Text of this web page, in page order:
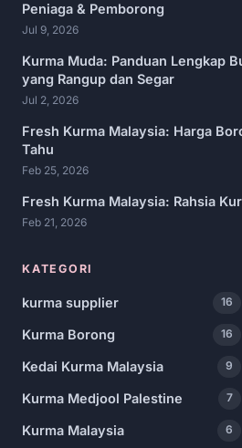
Peniaga & Pemborong
Jul 9, 2026
Kurma Muda: Panduan Lengkap
yang Rangup dan Segar
Jul 2, 2026
Fresh Kurma Malaysia: Harga
Tahu
Feb 25, 2026
Fresh Kurma Malaysia: Rahsia
Feb 21, 2026
KATEGORI
kurma supplier 16
Kurma Borong 16
Kedai Kurma Malaysia 9
Kurma Medjool Palestine 7
Kurma Malaysia 6